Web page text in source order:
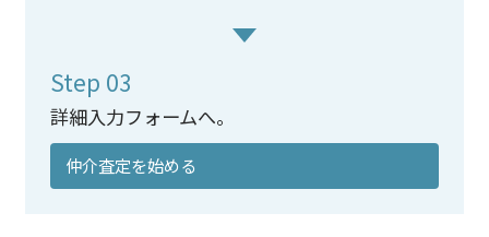
Step 03
詳細入力フォームへ。
仲介査定を始める